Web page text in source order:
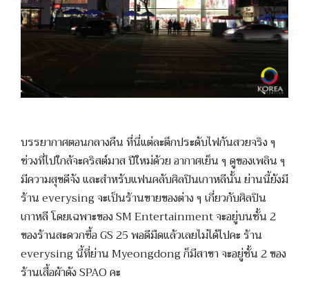
บรรยากาศตอนกลางคืน ที่นี่แต่ละตึกประดับไฟกันสวยจริง ๆ
ช่วงที่ไปใกล้จะคริสต์มาส ปีใหม่ด้วย อากาศเย็น ๆ ดูของเพลิน ๆ
มีความสุขดีจัง และสำหรับแฟนคลับศิลปินเกาหลีนั้น ย่านนี้ยังมี
ร้าน everysing จะเป็นร้านขายของต่าง ๆ เกี่ยวกับศิลปิน
เกาหลี โดยเฉพาะของ SM Entertainment จะอยู่บนชั้น 2
ของร้านสะดวกซื้อ GS 25 พอดีมืดแล้วเลยไม่ได้ไปคะ ร้าน
everysing นี้ที่ย่าน Myeongdong ก็มีสาขา จะอยู่ชั้น 2 ของ
ร้านเสื้อผ้าดัง SPAO คะ